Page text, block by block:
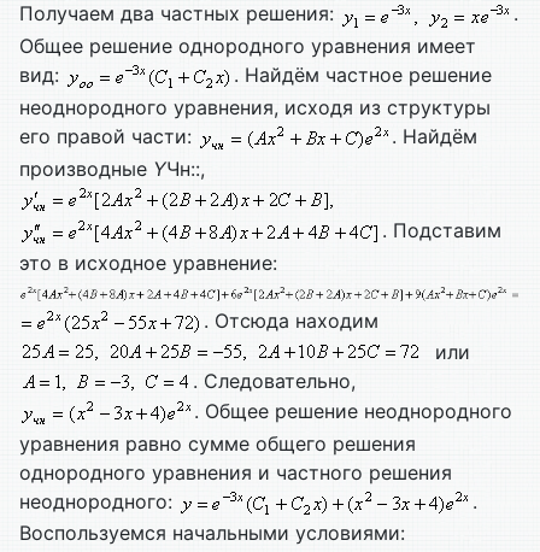
Получаем два частных решения:
.
Общее решение однородного уравнения имеет
вид:
. Найдём частное решение
неоднородного уравнения, исходя из структуры
его правой части:
. Найдём
производные YЧн::,
. Подставим
это в исходное уравнение:
. Отсюда находим
или
. Следовательно,
. Общее решение неоднородного
уравнения равно сумме общего решения
однородного уравнения и частного решения
неоднородного:
.
Воспользуемся начальными условиями: